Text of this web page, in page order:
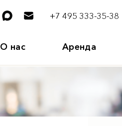
+7 495 333-35-38
О нас Аренда